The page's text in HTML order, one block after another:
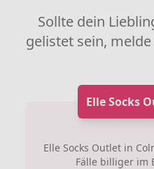
Sollte dein
gelistet sein,
Elle Socks
Elle Socks Outlet in
Fälle billiger im